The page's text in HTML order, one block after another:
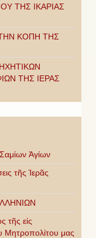
ΤΗΣ ΙΚΑΡΙΑΣ
ΚΟΠΗ ΤΗΣ
ΤΗΣ ΙΕΡΑΣ
Ἁγίων
τῆς Ἱερᾶς
τῆς εἰς
Μητροπολίτου μας